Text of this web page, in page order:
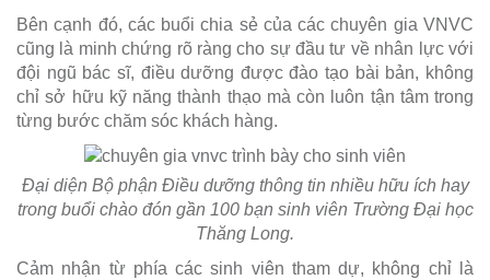
Bên cạnh đó, các buổi chia sẻ của các chuyên gia VNVC
cũng là minh chứng rõ ràng cho sự đầu tư về nhân lực với
đội ngũ bác sĩ, điều dưỡng được đào tạo bài bản, không
chỉ sở hữu kỹ năng thành thạo mà còn luôn tận tâm trong
từng bước chăm sóc khách hàng.
Đại diện Bộ phận Điều dưỡng thông tin nhiều hữu ích hay
trong buổi chào đón gần 100 bạn sinh viên Trường Đại học
Thăng Long.
Cảm nhận từ phía các sinh viên tham dự, không chỉ là